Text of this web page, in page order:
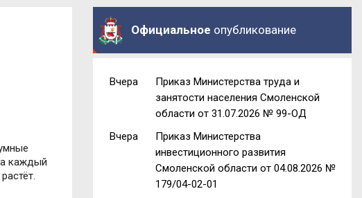
каждый
Официальное опубликование
Вчера
Приказ Министерства труда и
занятости населения Смоленской
области от 31.07.2026 № 99-ОД
Вчера
Приказ Министерства
инвестиционного развития
Смоленской области от 04.08.2026 №
179/04-02-01